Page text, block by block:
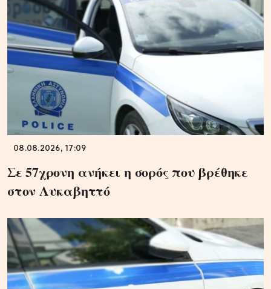
08.08.2026, 17:09
Σε 57χρονη ανήκει η σορός που βρέθηκε
στον Λυκαβηττό